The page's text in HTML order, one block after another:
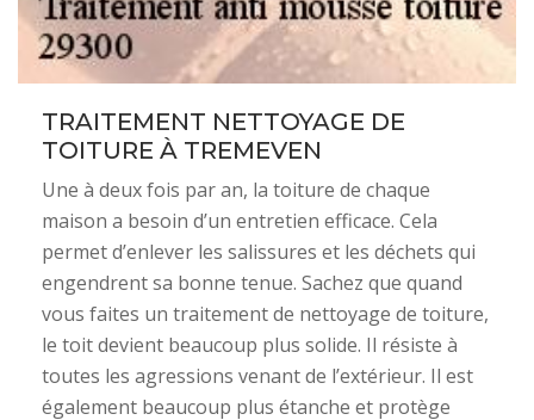
TRAITEMENT NETTOYAGE DE
TOITURE À TREMEVEN
Une à deux fois par an, la toiture de chaque
maison a besoin d’un entretien efficace. Cela
permet d’enlever les salissures et les déchets qui
engendrent sa bonne tenue. Sachez que quand
vous faites un traitement de nettoyage de toiture,
le toit devient beaucoup plus solide. Il résiste à
toutes les agressions venant de l’extérieur. Il est
également beaucoup plus étanche et protège